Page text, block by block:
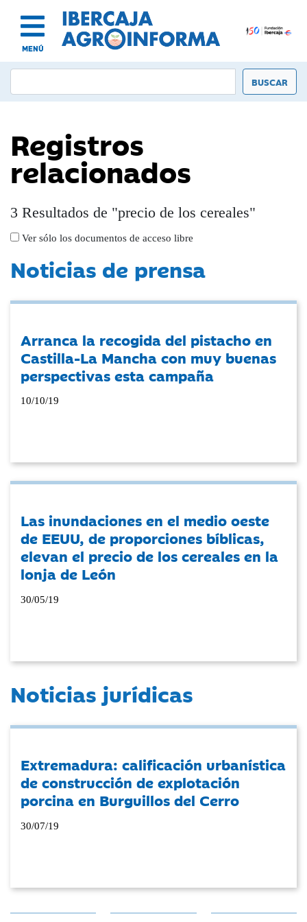
MENÚ
Registros
relacionados
3 Resultados de "precio de los cereales"
Ver sólo los documentos de acceso libre
Noticias de prensa
Arranca la recogida del pistacho en
Castilla-La Mancha con muy buenas
perspectivas esta campaña
10/10/19
Las inundaciones en el medio oeste
de EEUU, de proporciones bíblicas,
elevan el precio de los cereales en la
lonja de León
30/05/19
Noticias jurídicas
Extremadura: calificación urbanística
de construcción de explotación
porcina en Burguillos del Cerro
30/07/19